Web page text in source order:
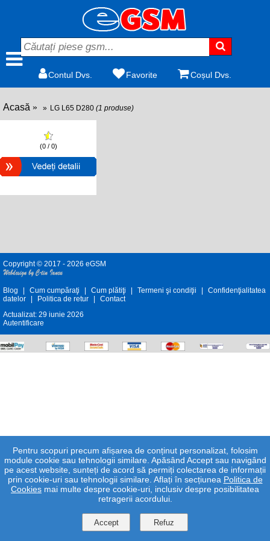
Contul Dvs. Favorite Coșul Dvs.
Acasă LG L65 D280 (1 produse)
(0 / 0)
Copyright © 2017 - 2026 eGSM
Blog Cum cumpăraţi Cum plătiţi Termeni şi condiţii
Confidenţialitatea
datelor
Politica de retur
Contact
Actualizat: 29 iunie 2026
Autentificare
Pentru scopuri precum afișarea de conținut personalizat, folosim
module cookie sau tehnologii similare. Apăsând Accept sau navigând
pe acest website, sunteți de acord să permiți colectarea de informații
prin cookie-uri sau tehnologii similare. Aflați în secțiunea Politica de
Cookies mai multe despre cookie-uri, inclusiv despre posibilitatea
retragerii acordului.